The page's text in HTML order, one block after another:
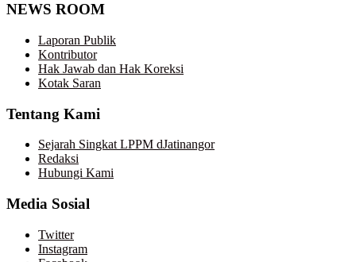
NEWS ROOM
Laporan Publik
Kontributor
Hak Jawab dan Hak Koreksi
Kotak Saran
Tentang Kami
Sejarah Singkat LPPM dJatinangor
Redaksi
Hubungi Kami
Media Sosial
Twitter
Instagram